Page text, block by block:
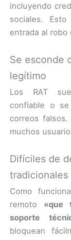
incluyendo
sociales.
entrada al
Se esconde
legítimo
Los RAT
confiable o
correos
muchos
Difíciles de
tradicionales
Como
remoto «que
soporte
bloquean